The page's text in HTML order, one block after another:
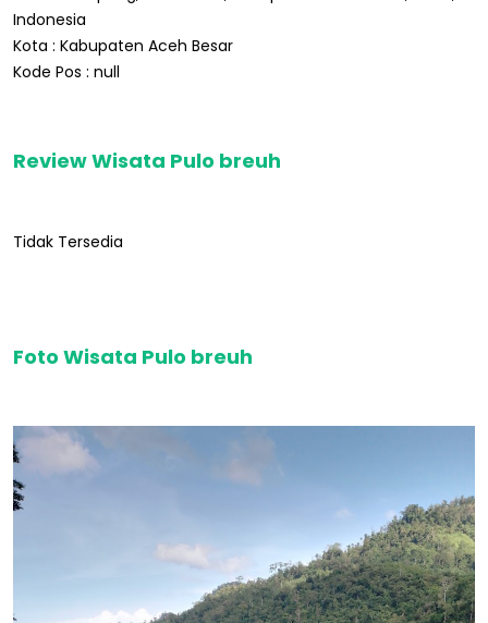
Indonesia
Kota : Kabupaten Aceh Besar
Kode Pos : null
Review Wisata Pulo breuh
Tidak Tersedia
Foto Wisata Pulo breuh